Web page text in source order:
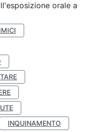
orale a
INQUINAMENTO